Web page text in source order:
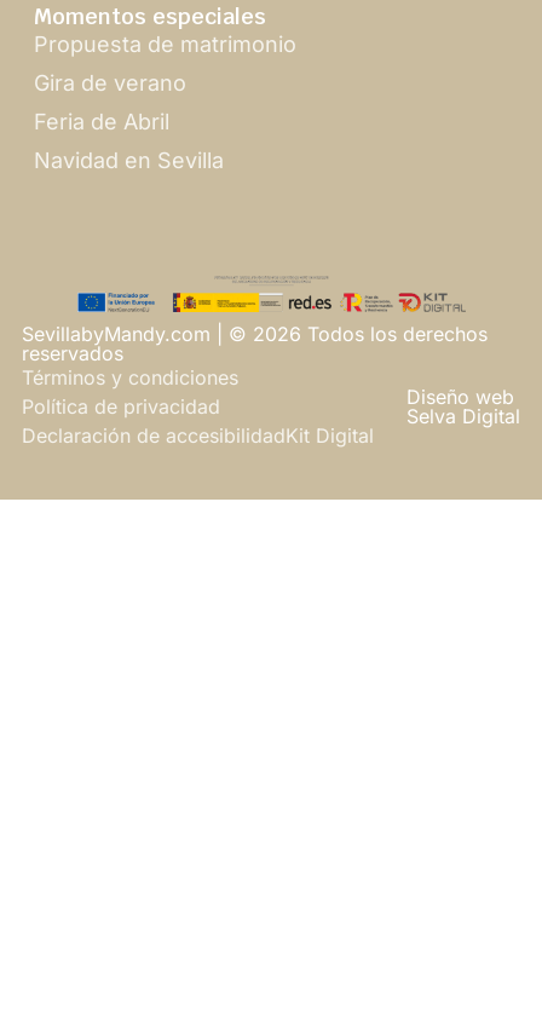
Momentos especiales
Propuesta de matrimonio
Gira de verano
Feria de Abril
Navidad en Sevilla
SevillabyMandy.com | © 2026 Todos los derechos
reservados
Términos y condiciones
Política de privacidad
Declaración de accesibilidadKit Digital
Diseño web
Selva Digital